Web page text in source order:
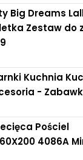
Big Dreams
Zestaw do
Kuchnia
-
Pościel
4086A